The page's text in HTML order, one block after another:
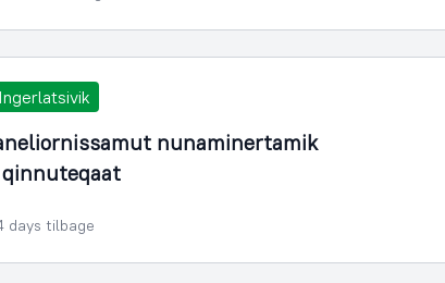
nunaminertamik
days tilbage